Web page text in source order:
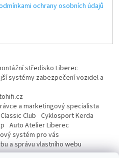
ochrany osobních údajů
středisko Liberec
systémy zabezpečení vozidel a
a marketingový specialista
Club Cyklosport Kerda
Auto Atelier Liberec
systém pro vás
a správu vlastního webu